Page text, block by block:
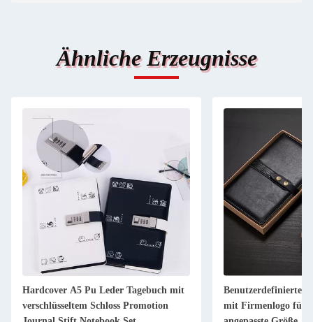
Ähnliche Erzeugnisse
Hardcover A5 Pu Leder Tagebuch mit
verschlüsseltem Schloss Promotion
Benutzerdefiniertes
mit Firmenlogo für